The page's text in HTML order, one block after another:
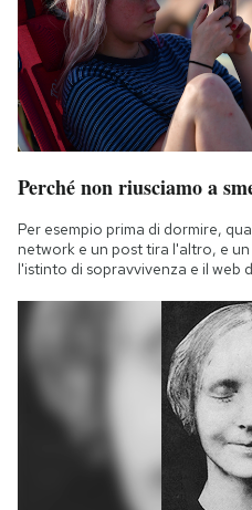
Perché non riusciamo a
Per esempio prima di dormire,
network e un post tira l'altro, e
l'istinto di sopravvivenza e il web